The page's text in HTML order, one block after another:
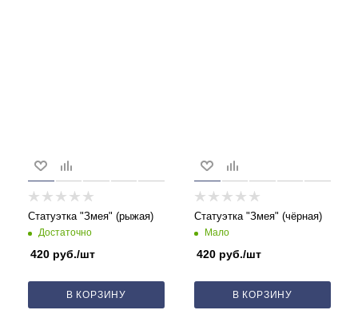
Статуэтка "Змея" (рыжая)
Достаточно
420 руб./шт
В КОРЗИНУ
Статуэтка "Змея" (чёрная)
Мало
420 руб./шт
В КОРЗИНУ